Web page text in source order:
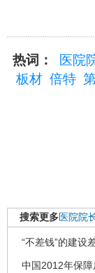
热词： 医院
板材 倍特
搜索更多 医院院
“不差钱”的建设
中国2012年保障